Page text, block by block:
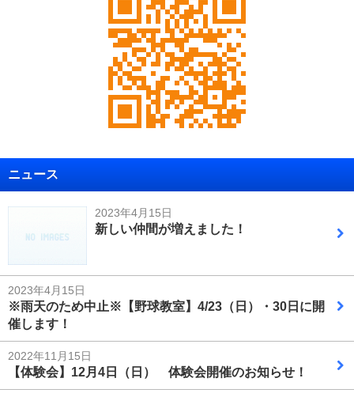
ニュース
2023年4月15日
新しい仲間が増えました！
2023年4月15日
※雨天のため中止※【野球教室】4/23（日）・30日に開
催します！
2022年11月15日
【体験会】12月4日（日） 体験会開催のお知らせ！